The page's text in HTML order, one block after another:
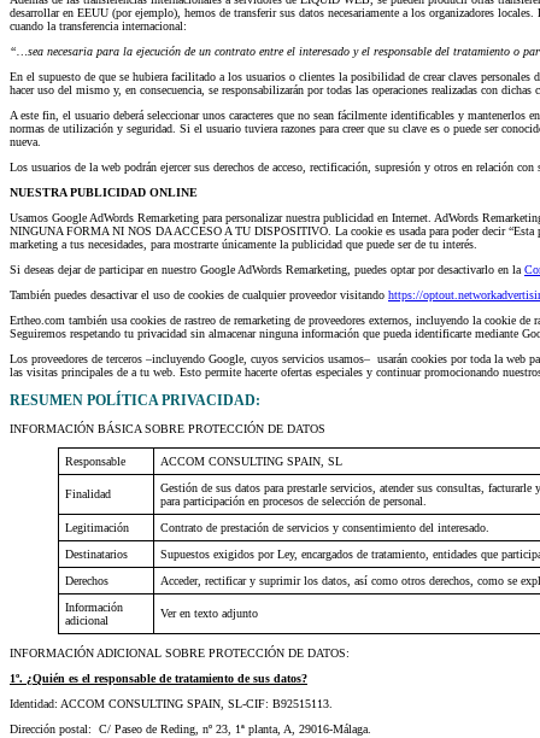
desarrollar en EEUU (por ejemplo), hemos de transferir sus datos necesariamente a los organizadores
cuando la transferencia internacional:
“…sea necesaria para la ejecución de un contrato entre el interesado y el responsable del tratamiento o
En el supuesto de que se hubiera facilitado a los usuarios o clientes la posibilidad de crear claves
hacer uso del mismo y, en consecuencia, se responsabilizarán por todas las operaciones realizadas con dichas
A este fin, el usuario deberá seleccionar unos caracteres que no sean fácilmente identificables y mantenerlos
normas de utilización y seguridad. Si el usuario tuviera razones para creer que su clave es o puede ser
nueva.
Los usuarios de la web podrán ejercer sus derechos de acceso, rectificación, supresión y otros en
NUESTRA PUBLICIDAD ONLINE
Usamos Google AdWords Remarketing para personalizar nuestra publicidad en Internet. AdWords
NINGUNA FORMA NI NOS DA ACCESO A TU DISPOSITIVO. La cookie es usada para poder decir “Esta
marketing a tus necesidades, para mostrarte únicamente la publicidad que puede ser de tu interés.
Si deseas dejar de participar en nuestro Google AdWords Remarketing, puedes optar por desactivarlo en la
También puedes desactivar el uso de cookies de cualquier proveedor visitando https://
Ertheo.com también usa cookies de rastreo de remarketing de proveedores externos, incluyendo la cookie
Seguiremos respetando tu privacidad sin almacenar ninguna información que pueda identificarte mediante
Los proveedores de terceros –incluyendo Google, cuyos servicios usamos– usarán cookies por toda la web
las visitas principales de a tu web. Esto permite hacerte ofertas especiales y continuar promocionando
RESUMEN POLÍTICA PRIVACIDAD:
INFORMACIÓN BÁSICA SOBRE PROTECCIÓN DE DATOS
Responsable ACCOM CONSULTING SPAIN, SL
Finalidad
Gestión de sus datos para prestarle servicios, atender sus consultas,
para participación en procesos de selección de personal.
Legitimación
Contrato de prestación de servicios y consentimiento del interesado.
Destinatarios
Supuestos exigidos por Ley, encargados de tratamiento, entidades que
Derechos
Acceder, rectificar y suprimir los datos, así como otros derechos, como se
Información
adicional
Ver en texto adjunto
INFORMACIÓN ADICIONAL SOBRE PROTECCIÓN DE DATOS:
1º. ¿Quién es el responsable de tratamiento de sus datos?
Identidad: ACCOM CONSULTING SPAIN, SL-CIF: B92515113.
Dirección postal: C/ Paseo de Reding, nº 23, 1ª planta, A, 29016-Málaga.